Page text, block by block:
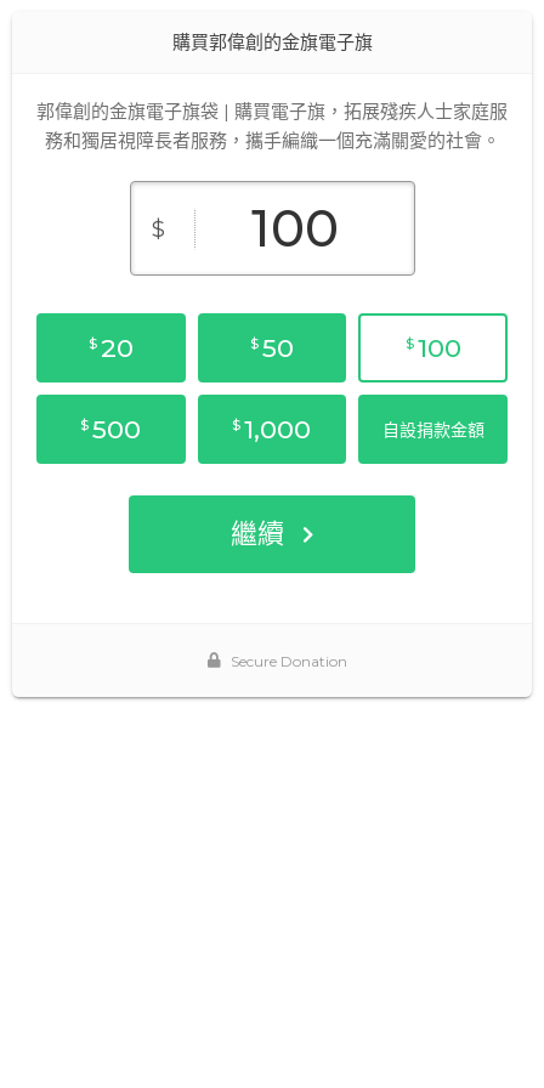
購買郭偉創的金旗電子旗
郭偉創的金旗電子旗袋 | 購買電子旗，拓展殘疾人士家庭服
務和獨居視障長者服務，攜手編織一個充滿關愛的社會。
$
$ 20 $ 50 $ 100
$ 500 $ 1,000 自設捐款金額
繼續
Secure Donation